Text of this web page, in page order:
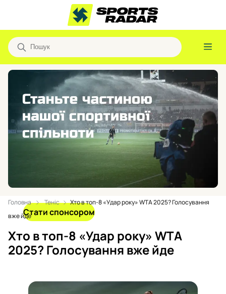
Стати спонсором
Головна Теніс
Хто в топ-8 «Удар року» WTA 2025? Голосування
вже йде
Хто в топ-8 «Удар року» WTA
2025? Голосування вже йде